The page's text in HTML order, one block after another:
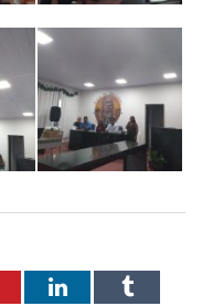
LinkedInTumblr